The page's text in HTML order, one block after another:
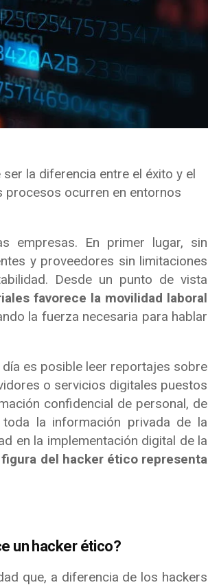
la diferencia entre el éxito y el
procesos ocurren en entornos
empresas. En primer lugar, sin
y proveedores sin limitaciones
Desde un punto de vista
favorece la movilidad laboral
la fuerza necesaria para hablar
día es posible leer reportajes sobre
o servicios digitales puestos
confidencial de personal, de
la información privada de la
en la implementación digital de la
figura del hacker ético representa
un hacker ético?
que, a diferencia de los hackers